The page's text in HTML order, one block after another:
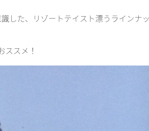
した、リゾートテイスト漂うラインナッ
ススメ！